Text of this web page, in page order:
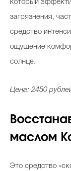
который
загрязнения,
средство
ощущение
солнце.
Цена: 2450
маслом
Это средство